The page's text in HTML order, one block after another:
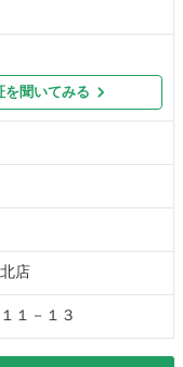
を聞いてみる
店
１－１３